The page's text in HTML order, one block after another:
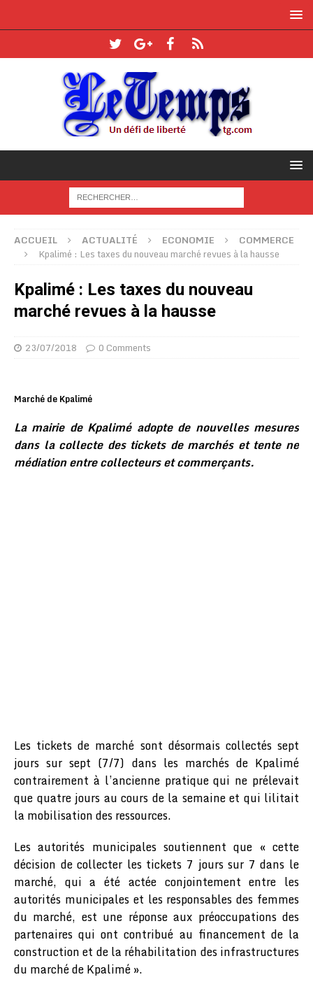
ACCUEIL ACTUALITÉ ECONOMIE
COMMERCE
Kpalimé : Les taxes du nouveau marché revues à la hausse
Kpalimé : Les taxes du nouveau
marché revues à la hausse
23/07/2018 0 Comments
Marché de Kpalimé
La mairie de Kpalimé adopte de nouvelles mesures
dans la collecte des tickets de marchés et tente ne
médiation entre collecteurs et commerçants.
Les tickets de marché sont désormais collectés sept
jours sur sept (7/7) dans les marchés de Kpalimé
contrairement à l’ancienne pratique qui ne prélevait
que quatre jours au cours de la semaine et qui lilitait
la mobilisation des ressources.
Les autorités municipales soutiennent que « cette
décision de collecter les tickets 7 jours sur 7 dans le
marché, qui a été actée conjointement entre les
autorités municipales et les responsables des femmes
du marché, est une réponse aux préoccupations des
partenaires qui ont contribué au financement de la
construction et de la réhabilitation des infrastructures
du marché de Kpalimé ».